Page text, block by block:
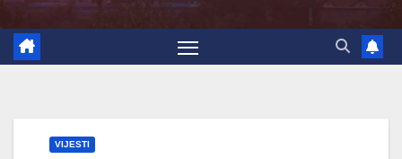
VIJESTI